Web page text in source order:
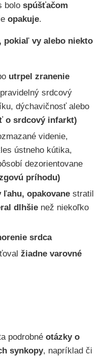
bolo spúšťačom
opakuje.
pokiaľ vy alebo niekto
utrpel zranenie
srdcový
dýchavičnosť alebo
o srdcový infarkt)
videnie,
ústneho kútika,
dezorientovane
príhodu)
ľahu, opakovane stratil
dlhšie než niekoľko
srdca
žiadne varovné
podrobné otázky o
synkopy, napríklad či